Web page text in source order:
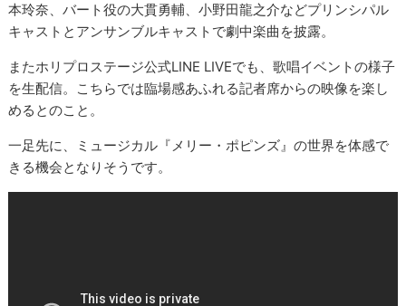
本玲奈、バート役の大貫勇輔、小野田龍之介などプリンシパル
キャストとアンサンブルキャストで劇中楽曲を披露。
またホリプロステージ公式LINE LIVEでも、歌唱イベントの様子
を生配信。こちらでは臨場感あふれる記者席からの映像を楽し
めるとのこと。
一足先に、ミュージカル『メリー・ポピンズ』の世界を体感で
きる機会となりそうです。